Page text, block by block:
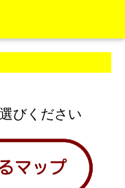
びください